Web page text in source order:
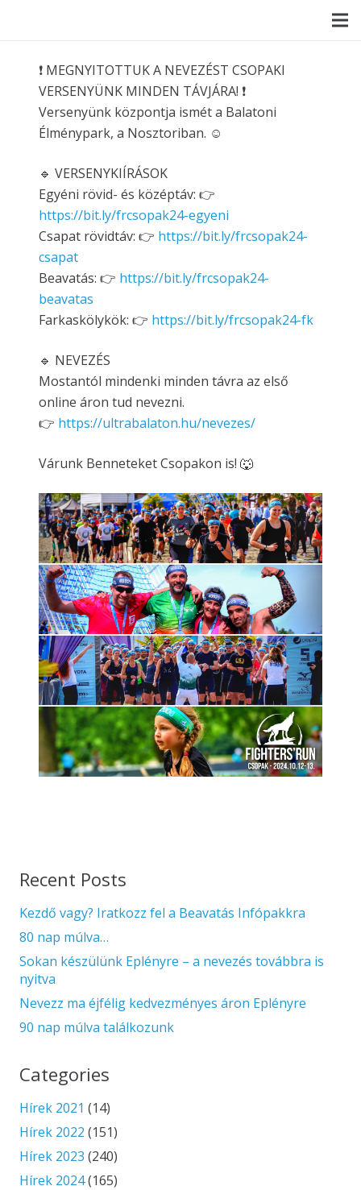
❗️ MEGNYITOTTUK A NEVEZÉST CSOPAKI
VERSENYÜNK MINDEN TÁVJÁRA! ❗️
Versenyünk központja ismét a Balatoni
Élménypark, a Nosztoriban. ☺
🔹 VERSENYKIÍRÁSOK
Egyéni rövid- és középtáv: 👉
https://bit.ly/frcsopak24-egyeni
Csapat rövidtáv: 👉 https://bit.ly/frcsopak24-
csapat
Beavatás: 👉 https://bit.ly/frcsopak24-
beavatas
Farkaskölykök: 👉 https://bit.ly/frcsopak24-fk
🔹 NEVEZÉS
Mostantól mindenki minden távra az első
online áron tud nevezni.
👉 https://ultrabalaton.hu/nevezes/
Várunk Benneteket Csopakon is! 🐺
Recent Posts
Kezdő vagy? Iratkozz fel a Beavatás Infópakkra
80 nap múlva…
Sokan készülünk Eplényre – a nevezés továbbra is
nyitva
Nevezz ma éjfélig kedvezményes áron Eplényre
90 nap múlva találkozunk
Categories
Hírek 2021 (14)
Hírek 2022 (151)
Hírek 2023 (240)
Hírek 2024(165)